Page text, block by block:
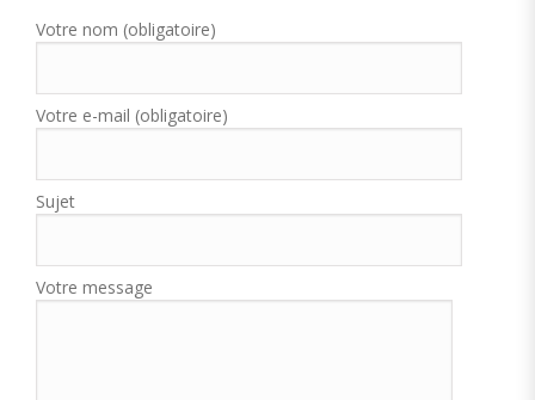
Votre nom (obligatoire)
Votre e-mail (obligatoire)
Sujet
Votre message